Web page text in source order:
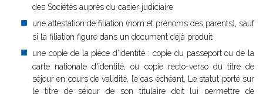
des Sociétés auprès du casier judiciaire
une attestation de filiation (nom et prénoms des parents), sauf
si la filiation figure dans un document déjà produit
une copie de la pièce d'identité : copie du passeport ou de la
carte nationale d'identité, ou copie recto-verso du titre de
séjour en cours de validité, le cas échéant. Le statut porté sur
le titre de séjour de son titulaire doit lui permettre de